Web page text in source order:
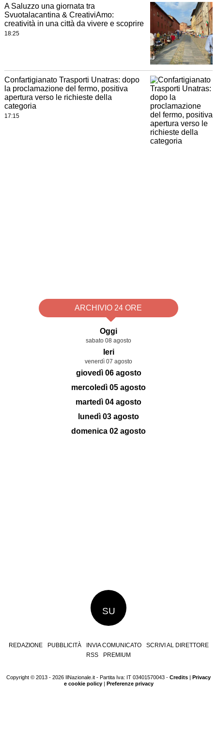
A Saluzzo una giornata tra
Svuotalacantina & CreativiAmo:
creatività in una città da vivere e scoprire
18:25
Confartigianato Trasporti Unatras: dopo
la proclamazione del fermo, positiva
apertura verso le richieste della
categoria
17:15
ARCHIVIO 24 ORE
Oggi
sabato 08 agosto
Ieri
venerdì 07 agosto
giovedì 06 agosto
mercoledì 05 agosto
martedì 04 agosto
lunedì 03 agosto
domenica 02 agosto
SU
REDAZIONE PUBBLICITÀ INVIA COMUNICATO
SCRIVI AL DIRETTORE
RSS
PREMIUM
Copyright © 2013 - 2026 IlNazionale.it - Partita Iva: IT 03401570043 - Credits | Privacy
e cookie policy| Preferenze privacy